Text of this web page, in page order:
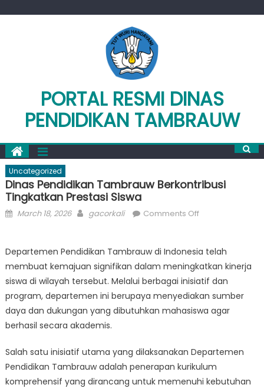
PORTAL RESMI DINAS
PENDIDIKAN TAMBRAUW
Uncategorized
Dinas Pendidikan Tambrauw Berkontribusi
Tingkatkan Prestasi Siswa
Posted
March 18, 2026 Author
gacorkali Comments Offon
Tambrauw
Berkontribusi
Tingkatkan
Prestasi
Siswa
Departemen Pendidikan Tambrauw di Indonesia telah
membuat kemajuan signifikan dalam meningkatkan kinerja
siswa di wilayah tersebut. Melalui berbagai inisiatif dan
program, departemen ini berupaya menyediakan sumber
daya dan dukungan yang dibutuhkan mahasiswa agar
berhasil secara akademis.
Salah satu inisiatif utama yang dilaksanakan Departemen
Pendidikan Tambrauw adalah penerapan kurikulum
komprehensif yang dirancang untuk memenuhi kebutuhan